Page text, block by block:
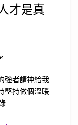
才是真
強者請神給我
堅持做個溫暖